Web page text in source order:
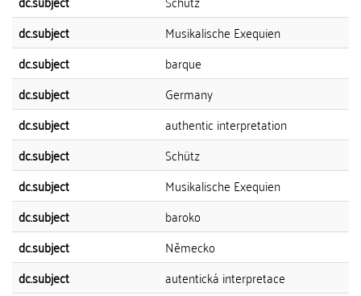
dc.subject
Musikalische Exequien
dc.subject
barque
dc.subject
Germany
dc.subject
authentic interpretation
dc.subject
Schütz
dc.subject
Musikalische Exequien
dc.subject
baroko
dc.subject
Německo
dc.subject
autentická interpretace